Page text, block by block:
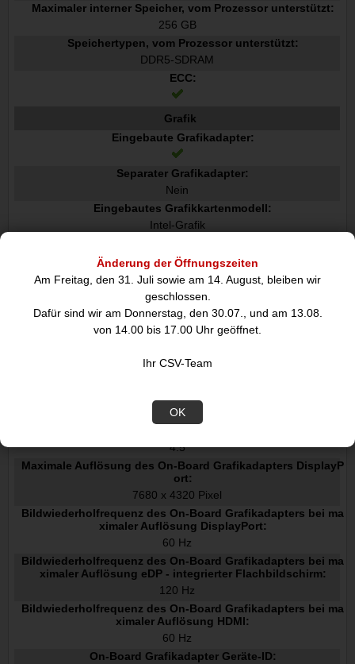
Änderung der Öffnungszeiten
Am Freitag, den 31. Juli sowie am 14. August, bleiben wir
geschlossen.
Dafür sind wir am Donnerstag, den 30.07., und am 13.08.
von 14.00 bis 17.00 Uhr geöffnet.
Ihr CSV-Team
OK
Maximaler interner Speicher, vom Prozessor unterstützt:
256 GB
Speichertypen, vom Prozessor unterstützt:
DDR5-SDRAM
ECC:
Grafik
Eingebaute Grafikadapter:
Separater Grafikadapter:
Nein
Eingebautes Grafikkartenmodell:
Intel-Grafik
Nicht verfügbar
On-Board Grafikadapter Basisfrequenz:
300 MHz
Maximale dynamische Frequenz der On-Board Grafikadapte
r:
Anzahl an unterstützen Displays On-Board-Grafik:
12.0
4.5
Maximale Auflösung des On-Board Grafikadapters DisplayP
ort:
7680 x 4320 Pixel
Bildwiederholfrequenz des On-Board Grafikadapters bei ma
ximaler Auflösung DisplayPort:
60 Hz
Bildwiederholfrequenz des On-Board Grafikadapters bei ma
ximaler Auflösung eDP - integrierter Flachbildschirm:
120 Hz
Bildwiederholfrequenz des On-Board Grafikadapters bei ma
ximaler Auflösung HDMI:
60 Hz
On-Board Grafikadapter Geräte-ID: